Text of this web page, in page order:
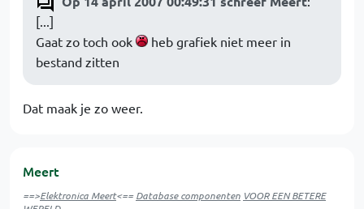
[...]
Gaat zo toch ook
heb grafiek niet meer in
bestand zitten
Dat maak je zo weer.
Meert
==>Elektronica Meert<==Database componenten VOOR EEN BETERE